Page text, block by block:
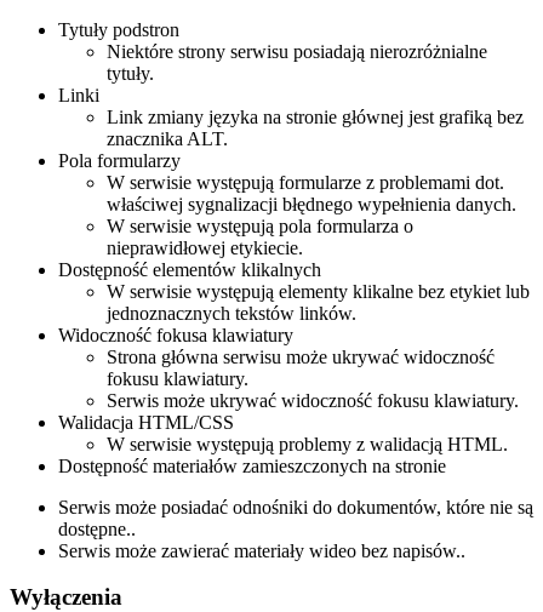
Tytuły podstron
Niektóre strony serwisu posiadają nierozróżnialne
tytuły.
Linki
Link zmiany języka na stronie głównej jest grafiką bez
znacznika ALT.
Pola formularzy
W serwisie występują formularze z problemami dot.
właściwej sygnalizacji błędnego wypełnienia danych.
W serwisie występują pola formularza o
nieprawidłowej etykiecie.
Dostępność elementów klikalnych
W serwisie występują elementy klikalne bez etykiet lub
jednoznacznych tekstów linków.
Widoczność fokusa klawiatury
Strona główna serwisu może ukrywać widoczność
fokusu klawiatury.
Serwis może ukrywać widoczność fokusu klawiatury.
Walidacja HTML/CSS
W serwisie występują problemy z walidacją HTML.
Dostępność materiałów zamieszczonych na stronie
Serwis może posiadać odnośniki do dokumentów, które nie są
dostępne..
Serwis może zawierać materiały wideo bez napisów..
Wyłączenia